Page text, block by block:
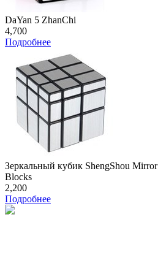
DaYan 5 ZhanChi
4,700
Подробнее
Зеркальный кубик ShengShou Mirror
Blocks
2,200
Подробнее